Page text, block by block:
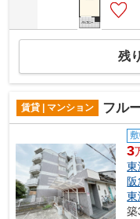
残り
賃貸 | マンション フル
3
東
東
築